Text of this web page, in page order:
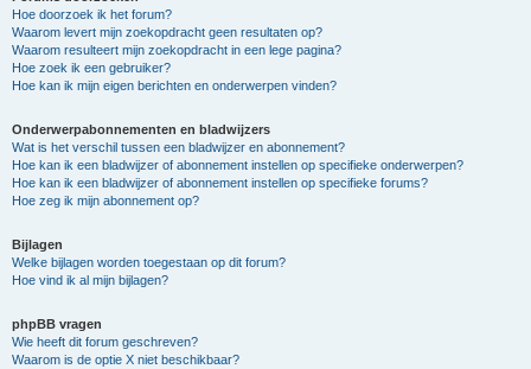
Hoe doorzoek ik het forum?
Waarom levert mijn zoekopdracht geen resultaten op?
Waarom resulteert mijn zoekopdracht in een lege pagina?
Hoe zoek ik een gebruiker?
Hoe kan ik mijn eigen berichten en onderwerpen vinden?
Onderwerpabonnementen en bladwijzers
Wat is het verschil tussen een bladwijzer en abonnement?
Hoe kan ik een bladwijzer of abonnement instellen op specifieke onderwerpen?
Hoe kan ik een bladwijzer of abonnement instellen op specifieke forums?
Hoe zeg ik mijn abonnement op?
Bijlagen
Welke bijlagen worden toegestaan op dit forum?
Hoe vind ik al mijn bijlagen?
phpBB vragen
Wie heeft dit forum geschreven?
Waarom is de optie X niet beschikbaar?